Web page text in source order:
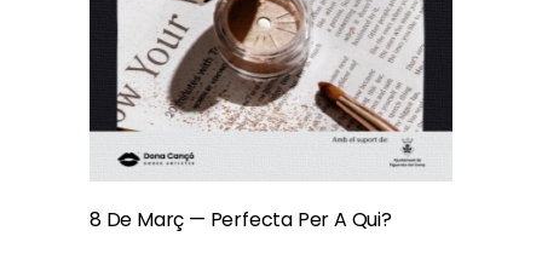
8 De Març — Perfecta Per A Qui?